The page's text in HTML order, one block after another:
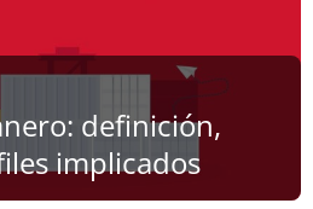
definición,
implicados